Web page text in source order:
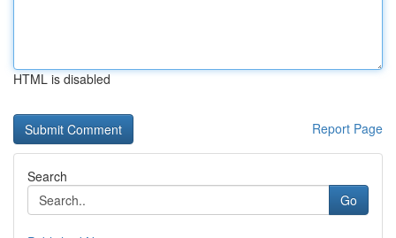
HTML is disabled
Report Page
Search
Go